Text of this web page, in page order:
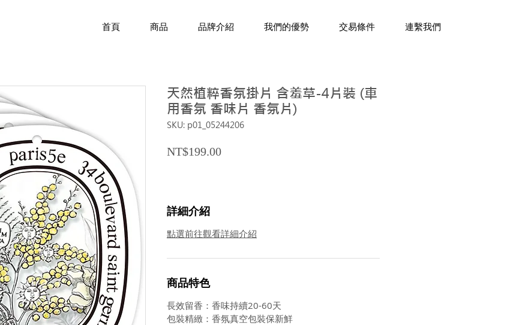
首頁 商品 品牌介紹 我們的優勢 交易條件 連繫我們
天然植粹香氛掛片 含羞草-4片裝 (車
用香氛 香味片 香氛片)
SKU: p01_05244206
NT$199.00Price
詳細介紹
點選前往觀看詳細介紹
商品特色
長效留香：香味持續20-60天
包裝精緻：香氛真空包裝保新鮮